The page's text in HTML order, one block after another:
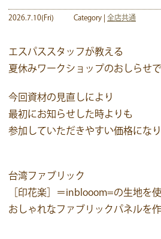
2026.7.10(Fri) Category |全店共通
エスパススタッフが教える
夏休みワークショップのおしらせ
今回資材の見直しにより
最初にお知らせした時よりも
参加していただきやすい価格にな
台湾ファブリック
［印花楽］＝inblooom=の生地を
おしゃれなファブリックパネルを